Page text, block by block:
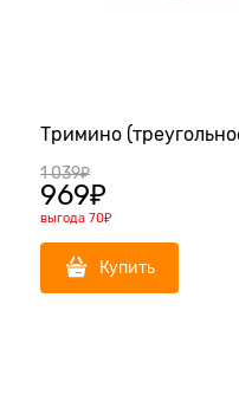
Тримино
1 039₽
969₽
выгода 70₽
Купить